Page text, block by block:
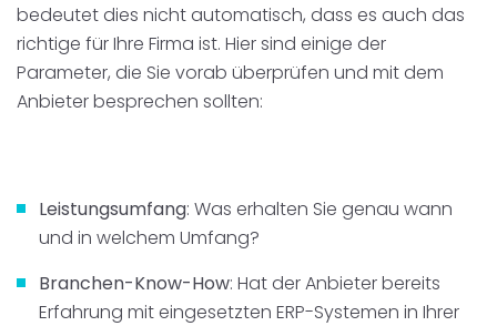
bedeutet dies nicht automatisch, dass es auch das
richtige für Ihre Firma ist. Hier sind einige der
Parameter, die Sie vorab überprüfen und mit dem
Anbieter besprechen sollten:
Leistungsumfang: Was erhalten Sie genau wann
und in welchem Umfang?
Branchen-Know-How: Hat der Anbieter bereits
Erfahrung mit eingesetzten ERP-Systemen in Ihrer